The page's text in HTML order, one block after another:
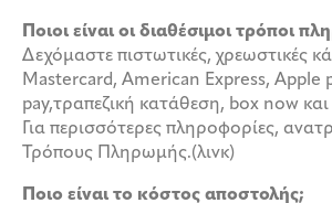
Ποιοι είναι οι διαθέσιμοι τρόποι
Δεχόμαστε πιστωτικές, χρεωστικές
Mastercard, American Express, Apple
pay,τραπεζική κατάθεση, box now
Για περισσότερες πληροφορίες,
Τρόπους Πληρωμής.(λινκ)
Ποιο είναι το κόστος αποστολής;